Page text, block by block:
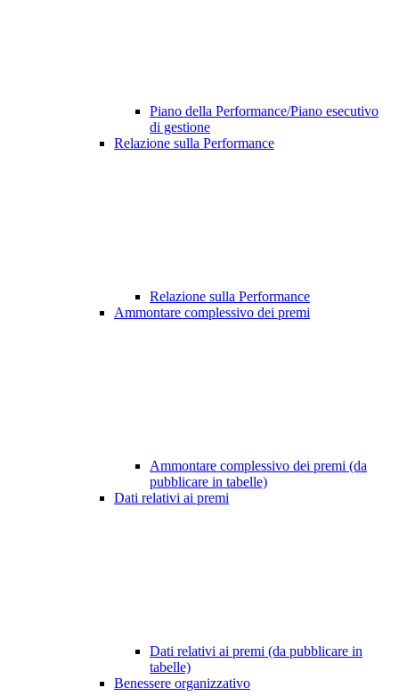
Piano della Performance/Piano esecutivo
di gestione
Relazione sulla Performance
Relazione sulla Performance
Ammontare complessivo dei premi
Ammontare complessivo dei premi (da
pubblicare in tabelle)
Dati relativi ai premi
Dati relativi ai premi (da pubblicare in
tabelle)
Benessere organizzativo